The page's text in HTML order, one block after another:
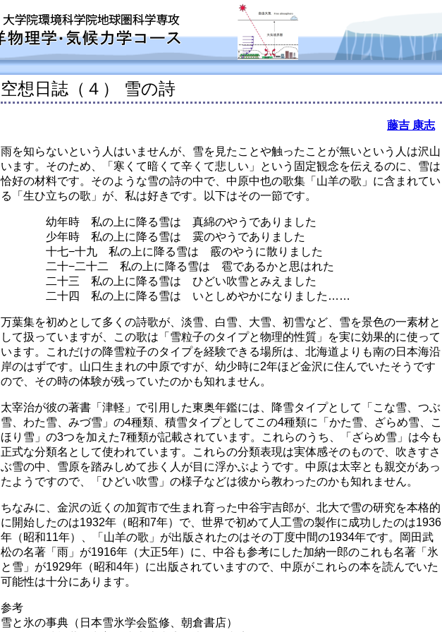
空想日誌（４） 雪の詩
藤吉 康志
雨を知らないという人はいませんが、雪を見たことや触ったことが無いという人は沢山
います。そのため、「寒くて暗くて辛くて悲しい」という固定観念を伝えるのに、雪は
恰好の材料です。そのような雪の詩の中で、中原中也の歌集「山羊の歌」に含まれてい
る「生ひ立ちの歌」が、私は好きです。以下はその一節です。
幼年時 私の上に降る雪は 真綿のやうでありました
少年時 私の上に降る雪は 霙のやうでありました
十七−十九 私の上に降る雪は 霰のやうに散りました
二十−二十二 私の上に降る雪は 雹であるかと思はれた
二十三 私の上に降る雪は ひどい吹雪とみえました
二十四 私の上に降る雪は いとしめやかになりました……
万葉集を初めとして多くの詩歌が、淡雪、白雪、大雪、初雪など、雪を景色の一素材と
して扱っていますが、この歌は「雪粒子のタイプと物理的性質」を実に効果的に使って
います。これだけの降雪粒子のタイプを経験できる場所は、北海道よりも南の日本海沿
岸のはずです。山口生まれの中原ですが、幼少時に2年ほど金沢に住んでいたそうです
ので、その時の体験が残っていたのかも知れません。
太宰治が彼の著書「津軽」で引用した東奥年鑑には、降雪タイプとして「こな雪、つぶ
雪、わた雪、みづ雪」の4種類、積雪タイプとしてこの4種類に「かた雪、ざらめ雪、こ
ほり雪」の3つを加えた7種類が記載されています。これらのうち、「ざらめ雪」は今も
正式な分類名として使われています。これらの分類表現は実体感そのもので、吹きすさ
ぶ雪の中、雪原を踏みしめて歩く人が目に浮かぶようです。中原は太宰とも親交があっ
たようですので、「ひどい吹雪」の様子などは彼から教わったのかも知れません。
ちなみに、金沢の近くの加賀市で生まれ育った中谷宇吉郎が、北大で雪の研究を本格的
に開始したのは1932年（昭和7年）で、世界で初めて人工雪の製作に成功したのは1936
年（昭和11年）、「山羊の歌」が出版されたのはその丁度中間の1934年です。岡田武
松の名著「雨」が1916年（大正5年）に、中谷も参考にした加納一郎のこれも名著「氷
と雪」が1929年（昭和4年）に出版されていますので、中原がこれらの本を読んでいた
可能性は十分にあります。
参考
雪と氷の事典（日本雪氷学会監修、朝倉書店）